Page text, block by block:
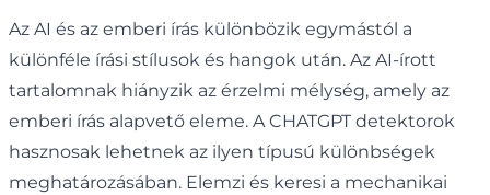
Az AI és az emberi írás különbözik egymástól a
különféle írási stílusok és hangok után. Az AI-írott
tartalomnak hiányzik az érzelmi mélység, amely az
emberi írás alapvető eleme. A CHATGPT detektorok
hasznosak lehetnek az ilyen típusú különbségek
meghatározásában. Elemzi és keresi a mechanikai